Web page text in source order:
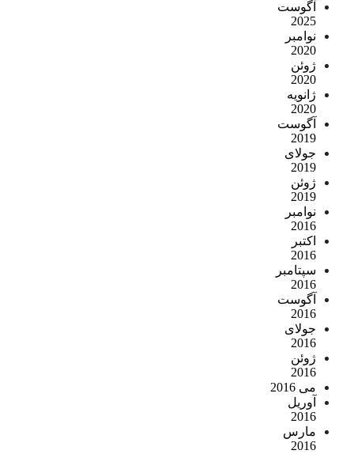
آگوست
2025
نوامبر
2020
ژوئن
2020
ژانویه
2020
آگوست
2019
جولای
2019
ژوئن
2019
نوامبر
2016
اکتبر
2016
سپتامبر
2016
آگوست
2016
جولای
2016
ژوئن
2016
می 2016
آوریل
2016
مارس
2016